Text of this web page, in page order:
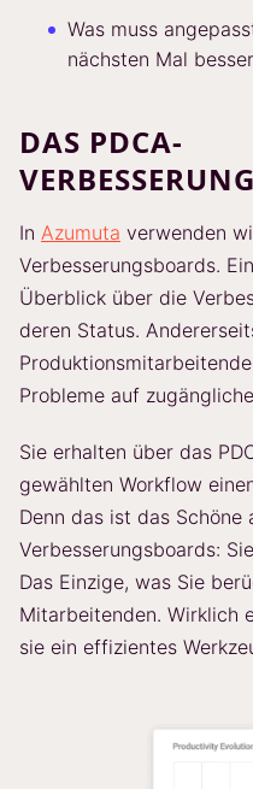
Was muss
nächsten Mal
DAS PDCA-
In Azumuta verwenden
Verbesserungsboards.
Überblick über die
deren Status.
Probleme auf
Sie erhalten über das
gewählten Workflow
Denn das ist das Schöne
Verbesserungsboards:
Das Einzige, was Sie
Mitarbeitenden. Wirklich
sie ein effizientes